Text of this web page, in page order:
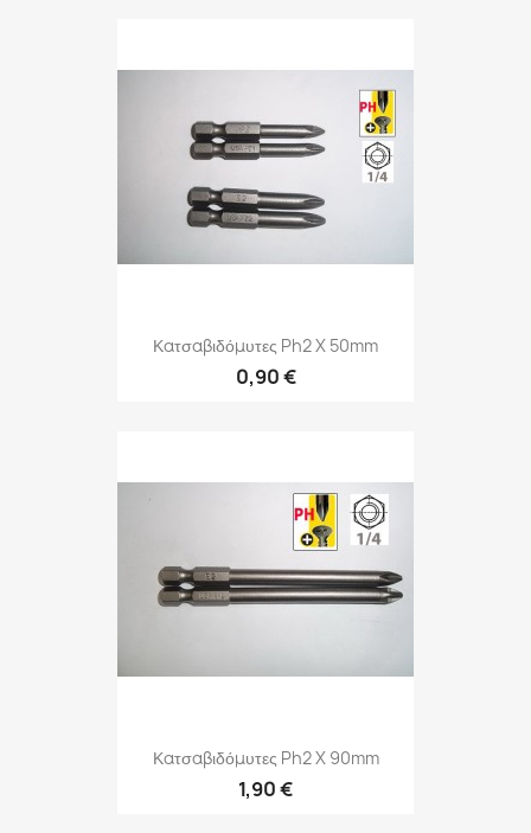
Κατσαβιδόμυτες Ph2 X 50mm
0,90 €
Κατσαβιδόμυτες Ph2 X 90mm
1,90 €